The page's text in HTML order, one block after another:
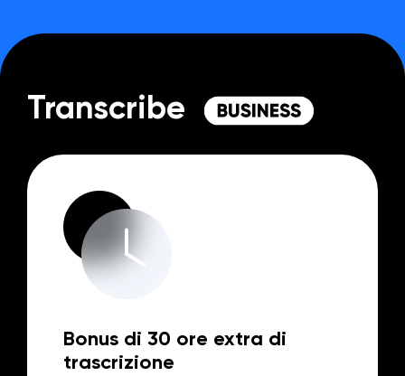
Transcribe
Bonus di 30 ore extra di
trascrizione